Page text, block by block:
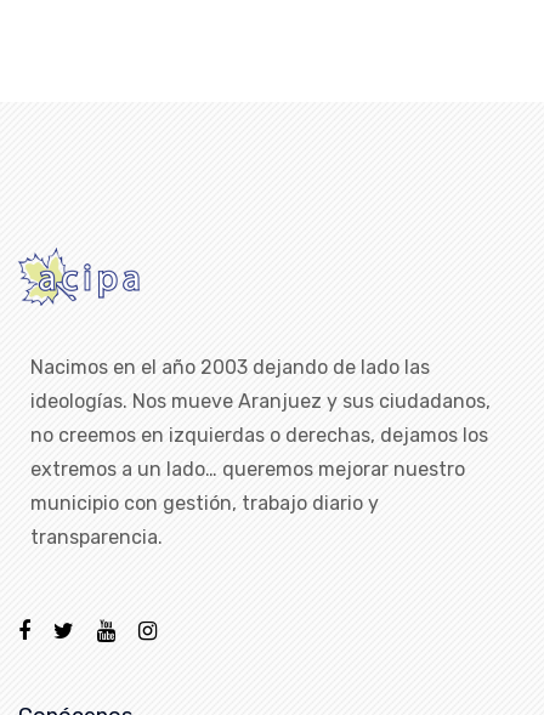
Nacimos en el año 2003 dejando de lado las
ideologías. Nos mueve Aranjuez y sus ciudadanos,
no creemos en izquierdas o derechas, dejamos los
extremos a un lado… queremos mejorar nuestro
municipio con gestión, trabajo diario y
transparencia.